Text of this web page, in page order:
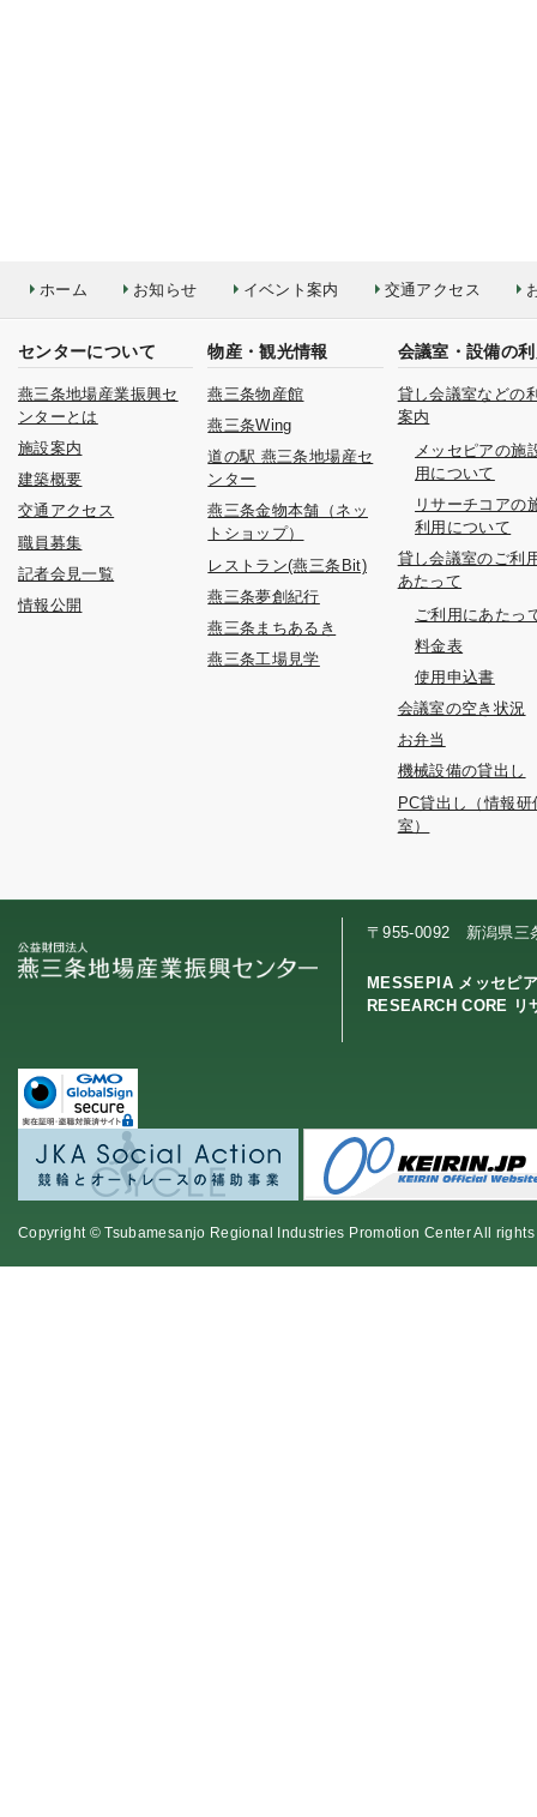
ホーム お知らせ イベント案内 交通アクセス
センターについて
燕三条地場産業振興セ
ンターとは
施設案内
建築概要
交通アクセス
職員募集
記者会見一覧
情報公開
物産・観光情報
燕三条物産館
燕三条Wing
道の駅 燕三条地場産セ
ンター
燕三条金物本舗（ネッ
トショップ）
レストラン(燕三条Bit)
燕三条夢創紀行
燕三条まちあるき
燕三条工場見学
会議室・設備の
貸し会議室などの
案内
メッセピアの施
用について
リサーチコアの
利用について
貸し会議室のご利
あたって
ご利用にあたっ
料金表
使用申込書
会議室の空き状況
お弁当
機械設備の貸出し
PC貸出し（情報研
室）
〒955-0092 新潟県三
MESSEPIA メッセピ
RESEARCH CORE リ
Copyright © Tsubamesanjo Regional Industries Promotion Center All